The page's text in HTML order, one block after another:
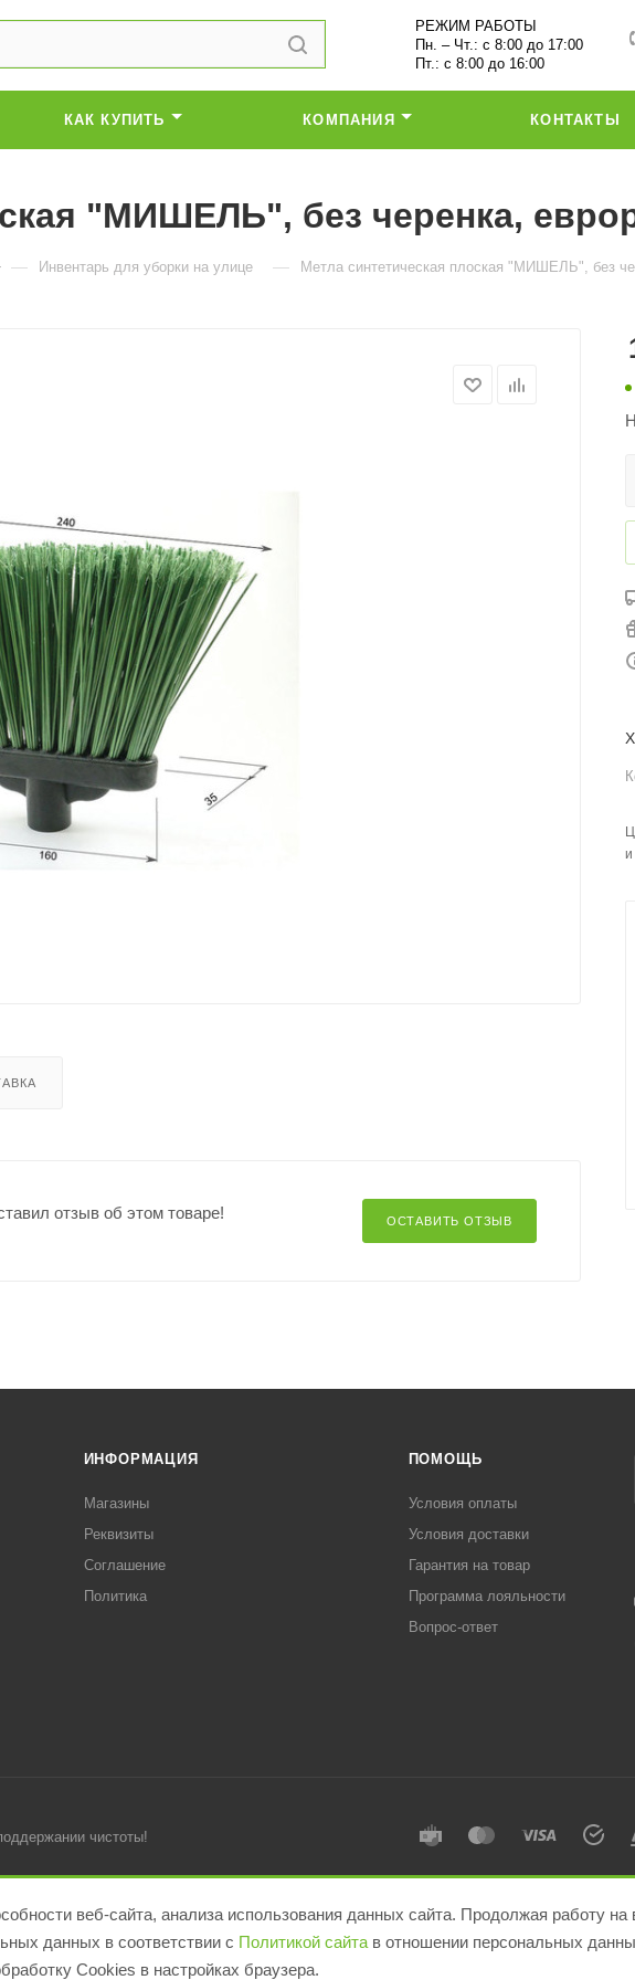
РЕЖИМ РАБОТЫ
Пн. – Чт.: с 8:00 до 17:00
Пт.: с 8:00 до 16:00
КАК КУПИТЬ КОМПАНИЯ КОНТАКТЫ
"МИШЕЛЬ", без черенка,
— Инвентарь для уборки на улице — Метла синтетическая плоская "МИШЕЛЬ", без
ОСТАВИТЬ ОТЗЫВ
отзыв об этом товаре!
и
ИНФОРМАЦИЯ
Магазины
Реквизиты
Соглашение
Политика
ПОМОЩЬ
Условия оплаты
Условия доставки
Гарантия на товар
Программа лояльности
Вопрос-ответ
чистоты!
веб-сайта, анализа использования данных сайта. Продолжая работу на
данных в соответствии с Политикой сайта в отношении персональных
Cookies в настройках браузера.